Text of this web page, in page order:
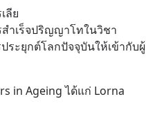
ลีย
ำเร็จปริญญาโทในวิชา
ระยุกต์โลกปัจจุบันให้เข้ากับผู้
in Ageing ได้แก่ Lorna